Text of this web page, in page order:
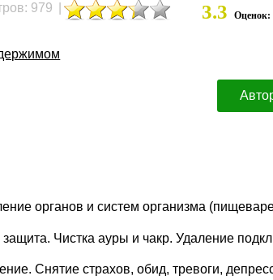
979 3.3 Оценок:
органов и систем организма
Чистка ауры и чакр. Удаление
Снятие страхов, обид, тревоги,